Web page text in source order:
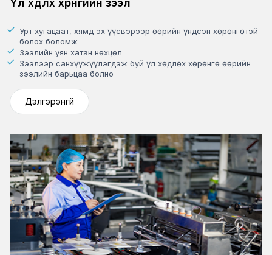
Үл хөдлөх хөрөнгийн зээл
Урт хугацаат, хямд эх үүсвэрээр өөрийн үндсэн хөрөнгөтэй
болох боломж
Зээлийн уян хатан нөхцөл
Зээлээр санхүүжүүлэгдэж буй үл хөдлөх хөрөнгө өөрийн
зээлийн барьцаа болно
Дэлгэрэнгүй